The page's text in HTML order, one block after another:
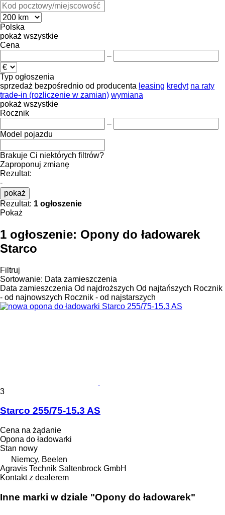
Polska
pokaż wszystkie
Cena
–
Typ ogłoszenia
sprzedaż bezpośrednio od producenta leasing kredyt na raty
trade-in (rozliczenie w zamian) wymiana
pokaż wszystkie
Rocznik
–
Model pojazdu
Brakuje Ci niektórych filtrów?
Zaproponuj zmianę
Rezultat:
-
pokaż
Rezultat: 1 ogłoszenie
Pokaż
1 ogłoszenie: Opony do ładowarek
Starco
Filtruj
Sortowanie: Data zamieszczenia
Data zamieszczenia Od najdroższych Od najtańszych Rocznik
- od najnowszych Rocznik - od najstarszych
3
Starco 255/75-15.3 AS
Cena na żądanie
Opona do ładowarki
Stan nowy
Niemcy, Beelen
Agravis Technik Saltenbrock GmbH
Kontakt z dealerem
Inne marki w dziale "Opony do ładowarek"